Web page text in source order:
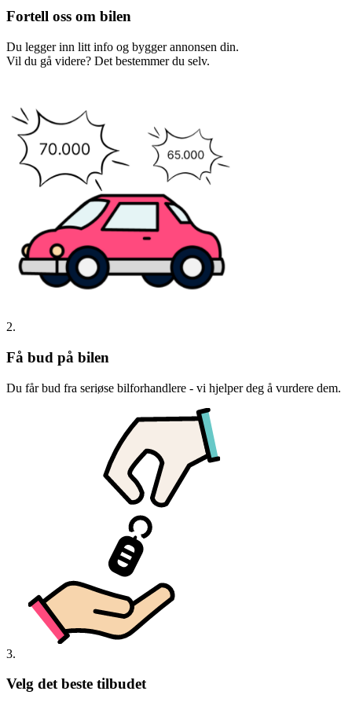
Fortell oss om bilen
Du legger inn litt info og bygger annonsen din.
Vil du gå videre? Det bestemmer du selv.
2.
Få bud på bilen
Du får bud fra seriøse bilforhandlere - vi hjelper deg å vurdere dem.
3.
Velg det beste tilbudet